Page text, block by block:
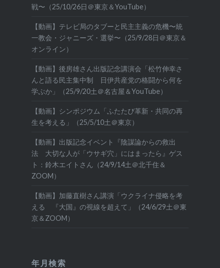
戦〜（25/10/26日＠東京＆YouTube）
【動画】テレビ局のタブーと民主主義の危機〜統
一教会・ジャニーズ・選挙〜（25/9/28日＠東京＆
オンライン）
【動画】後房雄さん出版記念講演会「松竹伸幸さ
んと語る民主集中制 日伊共産党の格闘から何を
学ぶか」（25/9/20土＠名古屋＆YouTube）
【動画】シンポジウム「ふたたび革新・共同の再
生を考える」（25/5/10土＠東京）
【動画】出版記念イベント『陰謀論からの救出
法 大切な人が「ウサギ穴」にはまったら』ゲス
ト：鈴木エイトさん（24/9/14土＠北千住＆
ZOOM）
【動画】加藤直樹さん講演「ウクライナ侵略を考
える 『大国』の視線を超えて」（24/6/29土＠東
京＆ZOOM）
年月検索